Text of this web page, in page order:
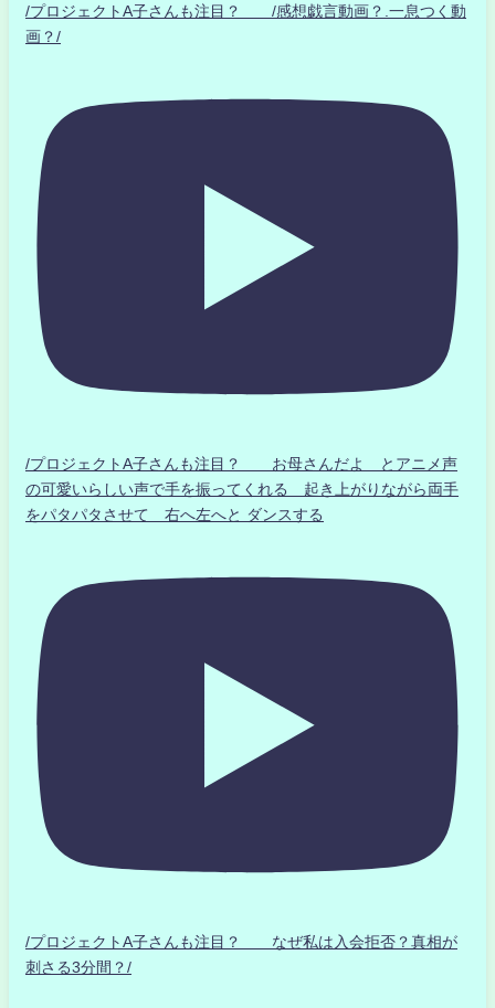
/プロジェクトA子さんも注目？ /感想戯言動画？.一息つく動
画？/
/プロジェクトA子さんも注目？ お母さんだよ とアニメ声
の可愛いらしい声で手を振ってくれる 起き上がりながら両手
をパタパタさせて 右へ左へと ダンスする
/プロジェクトA子さんも注目？ なぜ私は入会拒否？真相が
刺さる3分間？/